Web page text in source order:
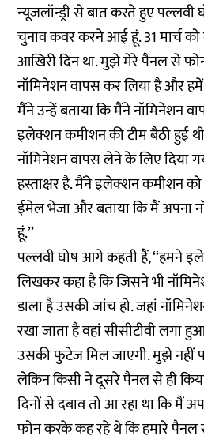
न्यूजलॉन्ड्री से बात करते हुए पल्लवी
चुनाव कवर करने आई हूं. 31 मार्च
आखिरी दिन था. मुझे मेरे पैनल से
नॉमिनेशन वापस कर लिया है और
मैंने उन्हें बताया कि मैंने नॉमिनेशन
इलेक्शन कमीशन की टीम बैठी हुई
नॉमिनेशन वापस लेने के लिए दिया
हस्ताक्षर है. मैंने इलेक्शन कमीशन को
ईमेल भेजा और बताया कि मैं अपना
हूं.’’
पल्लवी घोष आगे कहती हैं, ‘‘हमने
लिखकर कहा है कि जिसने भी
डाला है उसकी जांच हो. जहां
रखा जाता है वहां सीसीटीवी लगा
उसकी फुटेज मिल जाएगी. मुझे नहीं
लेकिन किसी ने दूसरे पैनल से ही
दिनों से दबाव तो आ रहा था कि मैं
फोन करके कह रहे थे कि हमारे पैनल